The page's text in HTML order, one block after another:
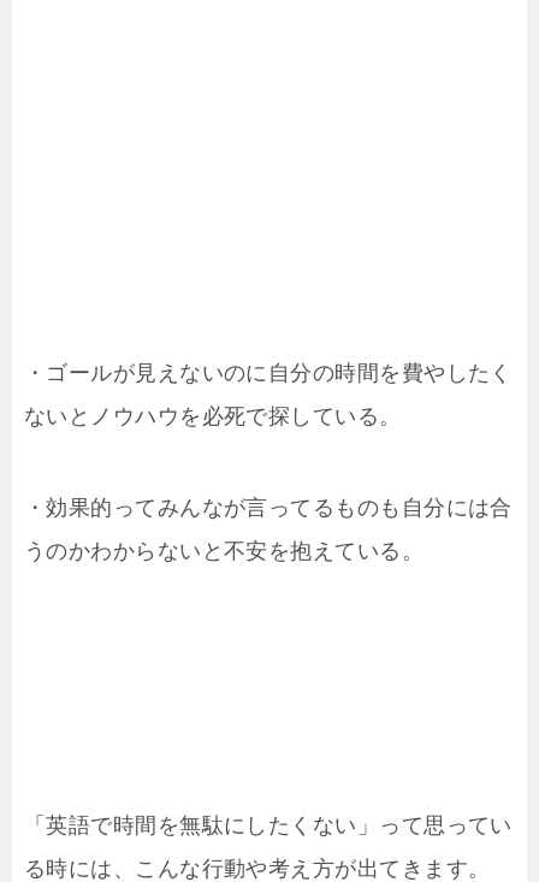
・ゴールが見えないのに自分の時間を費やしたく
ないとノウハウを必死で探している。
・効果的ってみんなが言ってるものも自分には合
うのかわからないと不安を抱えている。
「英語で時間を無駄にしたくない」って思ってい
る時には、こんな行動や考え方が出てきます。